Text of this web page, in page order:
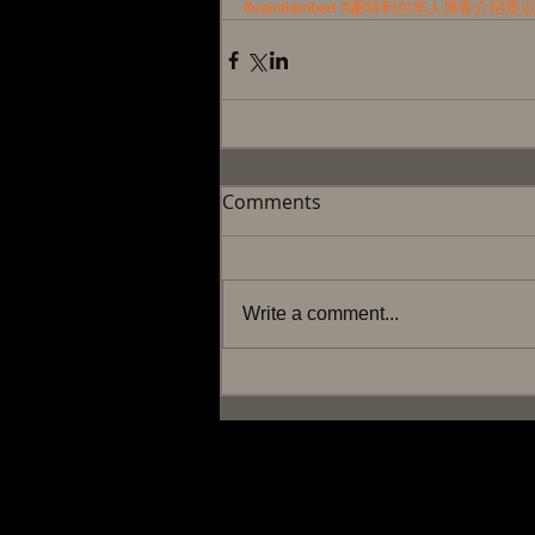
#saintlambert #蒙特利尔华人博客介绍景点
Comments
Write a comment...